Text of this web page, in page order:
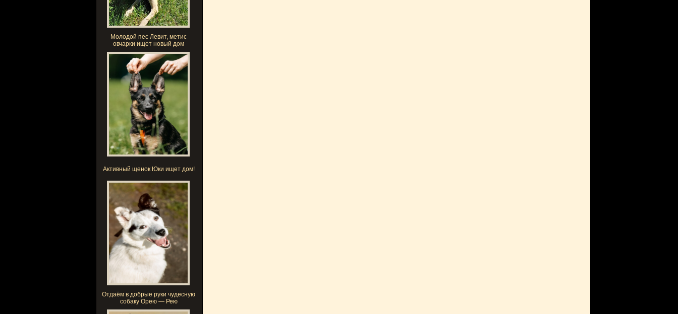
Молодой пес Левит, метис
овчарки ищeт новый дoм
Активный щенок Юки ищет дом!
Отдаём в добрые руки чудесную
собаку Орею — Рею